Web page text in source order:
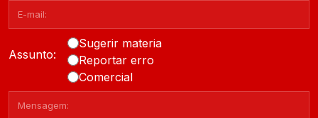
Assunto:
Sugerir materia
Reportar erro
Comercial